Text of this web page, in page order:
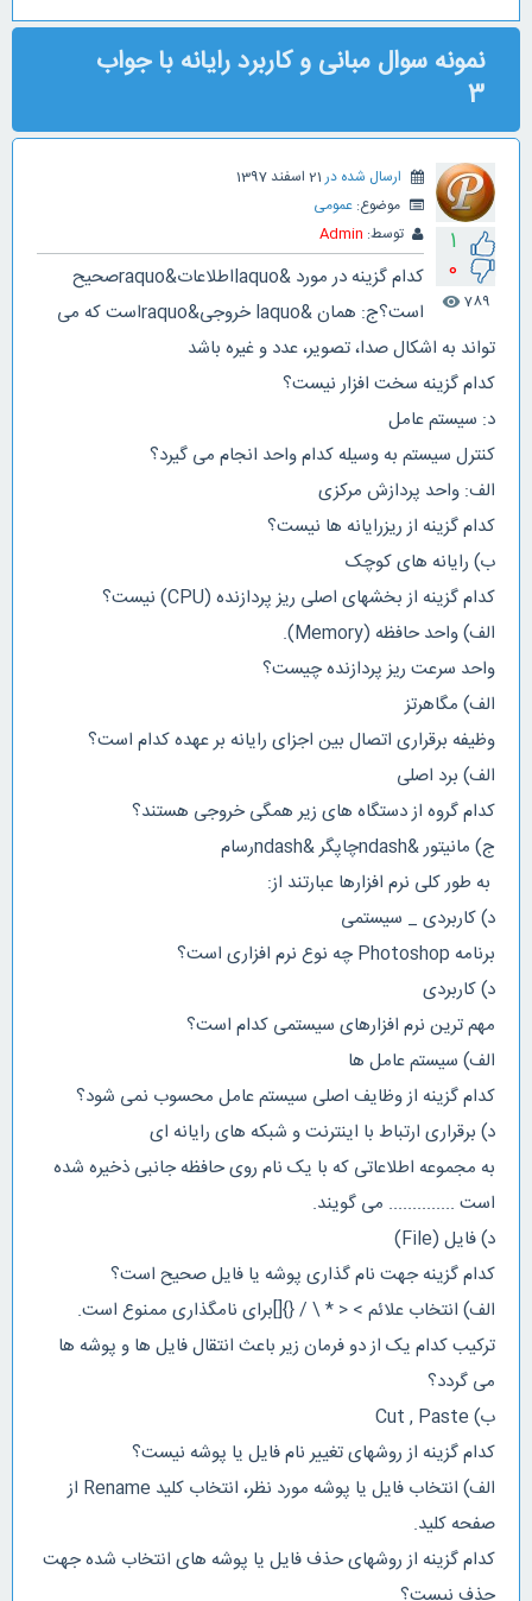
نمونه سوال مبانی و کاربرد رایانه با جواب
3
1
0
789
visibility
ارسال شده در 21 اسفند 1397
موضوع: عمومی
توسط: Admin
کدام گزینه در مورد &laquoاطلاعات&raquoصحیح
است؟ج: همان &laquo خروجی&raquoاست که می
تواند به اشکال صدا، تصویر، عدد و غیره باشد
کدام گزینه سخت افزار نیست؟
د: سیستم عامل
کنترل سیستم به وسیله کدام واحد انجام می گیرد؟
الف: واحد پردازش مرکزی
کدام گزینه از ریزرایانه ها نیست؟
ب) رایانه های کوچک
کدام گزینه از بخشهای اصلی ریز پردازنده (CPU) نیست؟
الف) واحد حافظه (Memory).
واحد سرعت ريز پردازنده چيست؟
الف) مگاهرتز
وظیفه برقراری اتصال بین اجزای رایانه بر عهده کدام است؟
الف) برد اصلی
کدام گروه از دستگاه های زیر همگی خروجی هستند؟
ج) مانیتور &ndashچاپگر &ndashرسام
به طور کلی نرم افزارها عبارتند از:
د) کاربردی _ سیستمی
برنامه Photoshop چه نوع نرم افزاری است؟
د) کاربردی
مهم ترین نرم افزارهای سیستمی کدام است؟
الف) سیستم عامل ها
کدام گزینه از وظایف اصلی سیستم عامل محسوب نمی شود؟
د) برقراری ارتباط با اینترنت و شبکه های رایانه ای
به مجموعه اطلاعاتی که با یک نام روی حافظه جانبی ذخیره شده
است .............. می گویند.
د) فایل (File)
کدام گزینه جهت نام گذاری پوشه یا فایل صحیح است؟
الف) انتخاب علائم > < * \ / {}[]برای نامگذاری ممنوع است.
ترکیب کدام یک از دو فرمان زیر باعث انتقال فایل ها و پوشه ها
می گردد؟
ب) Cut , Paste
کدام گزینه از روشهای تغییر نام فایل یا پوشه نیست؟
الف) انتخاب فایل یا پوشه مورد نظر، انتخاب کلید Rename از
صفحه کلید.
کدام گزینه از روشهای حذف فایل یا پوشه های انتخاب شده جهت